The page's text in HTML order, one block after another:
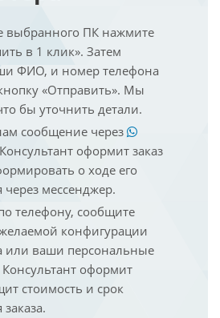
выбранного ПК нажмите
в 1 клик». Затем
ФИО, и номер телефона
«Отправить». Мы
бы уточнить детали.
сообщение через
оформит заказ
о ходе его
мессенджер.
телефону, сообщите
конфигурации
или ваши персональные
оформит
стоимость и срок